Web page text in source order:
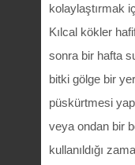
kolaylaştırmak
Kılcal kökler
sonra bir hafta
bitki gölge bir
püskürtmesi
veya ondan bir
kullanıldığı